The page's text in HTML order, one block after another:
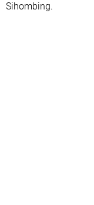
Sihombing.